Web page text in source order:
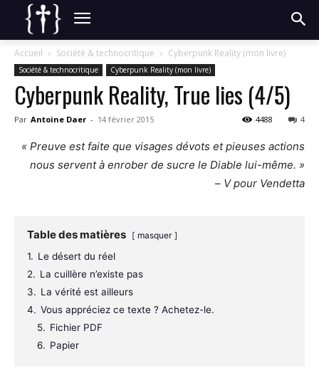
Accueil Société & technocritique Cyberpunk Reality (mon livre)
Société & technocritique Cyberpunk Reality (mon livre)
Cyberpunk Reality, True lies (4/5)
Par Antoine Daer - 14 février 2015 4
4488
« Preuve est faite que visages dévots et pieuses actions
nous servent à enrober de sucre le Diable lui-même. »
– V pour Vendetta
Table des matières masquer
1. Le désert du réel
2. La cuillère n’existe pas
3. La vérité est ailleurs
4. Vous appréciez ce texte ? Achetez-le.
5. Fichier PDF
6. Papier